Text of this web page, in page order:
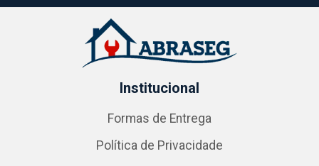
Institucional
Formas de Entrega
Política de Privacidade